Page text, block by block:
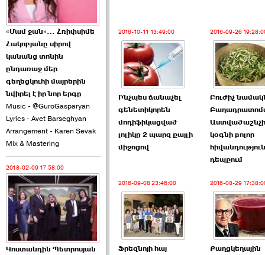
Ուշքի չենք գալիս այն
խայտառակ ›››
2026-06-09 15:05:00
Ծառուկյանի փեսան
վնասել է ›››
2026-06-09 07:11:00
«Մամ ջան»… Հռիփսիմե
Հակոբյանը սիրով
կանանց տոնին
ընդառաջ մեր
գեղեցկուհի մայրերին
նվիրել է իր նոր երգը
Music - @GuroGasparyan
Lyrics - Avet Barseghyan
Arrangement - Karen Sevak
Mix & Mastering
2018-02-09 17:58:00
Կոստանդին Պետրոսյան
2016-10-11 13:49:00
Ինչպես ճանաչել
գենետիկորեն
մոդիֆիկացված
լոլիկը 2 պարզ քայլի
միջոցով
2016-09-26
Բուժիչ
կօգնի բոլոր
դեպքում
2016-09-08 23:46:00
Ֆրեզնոյի հայ
2016-08-29
Քաղցկեղային